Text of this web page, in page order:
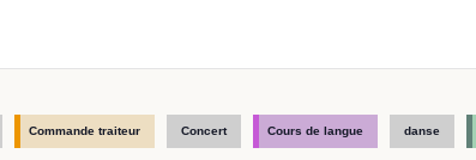
Commande traiteur Concert Cours de langue danse